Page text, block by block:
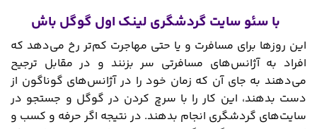
با سئو سایت گردشگری لینک اول گوگل باش
این روزها برای مسافرت و یا حتی مهاجرت کم‌تر رخ می‌دهد که
افراد به آژانس‌های مسافرتی سر بزنند و در مقابل ترجیح
می‌دهند به جای آن که زمان خود را در آژانس‌های گوناگون از
دست بدهند، این کار را با سرچ کردن در گوگل و جستجو در
سایت‌های گردشگری انجام بدهند. در نتیجه اگر حرفه و کسب و